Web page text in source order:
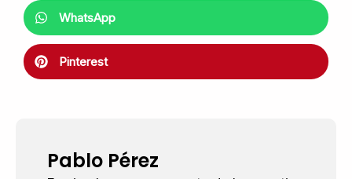
WhatsApp
Pinterest
Pablo Pérez